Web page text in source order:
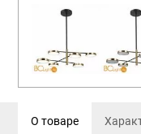
О товаре